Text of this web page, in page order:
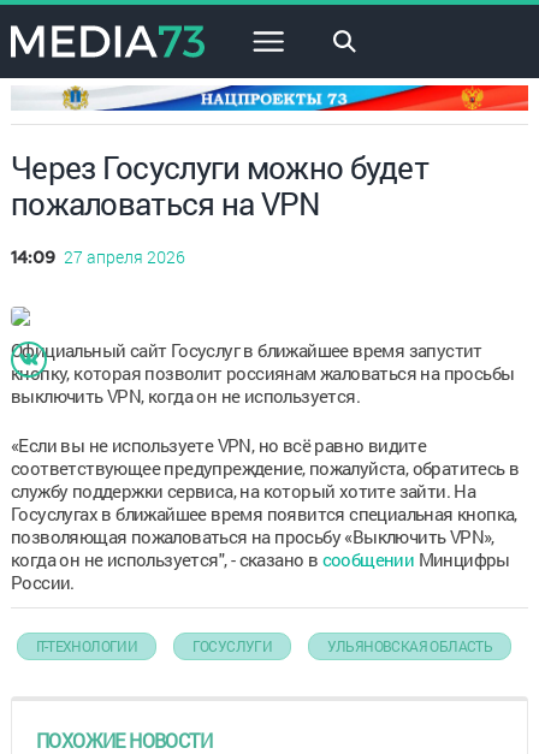
×
Через Госуслуги можно будет
пожаловаться на VPN
14:09 27 апреля 2026
Официальный сайт Госуслуг в ближайшее время запустит
кнопку, которая позволит россиянам жаловаться на просьбы
выключить VPN, когда он не используется.
«Если вы не используете VPN, но всё равно видите
соответствующее предупреждение, пожалуйста, обратитесь в
службу поддержки сервиса, на который хотите зайти. На
Госуслугах в ближайшее время появится специальная кнопка,
позволяющая пожаловаться на просьбу «Выключить VPN»,
когда он не используется", - сказано в сообщении Минцифры
России.
IT-ТЕХНОЛОГИИ ГОСУСЛУГИ УЛЬЯНОВСКАЯ ОБЛАСТЬ
ПОХОЖИЕ НОВОСТИ